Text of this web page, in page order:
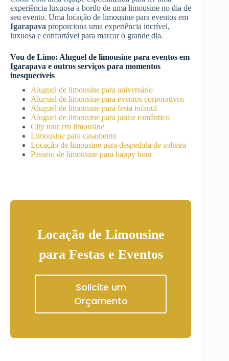
experiência luxuosa a bordo de uma limousine no dia de
seu evento. Uma locação de limousine para eventos em
Igarapava proporciona uma experiência incrível,
luxuosa e confortável para marcar o grande dia.
Vou de Limo: Aluguel de limousine para eventos em
Igarapava e outros serviços para momentos
inesquecíveis
Aluguel de limousine para aniversário
Aluguel de limousine para eventos corporativos
Aluguel de limousine para festa infantil
Aluguel de limousine para jantar romântico
City tour em limousine
Limousine para casamento
Locação de limousine para despedida de solteira
Passeio de limousine para happy hour
Locação de Limousine
para Festas e Eventos
Solicite um
Orçamento